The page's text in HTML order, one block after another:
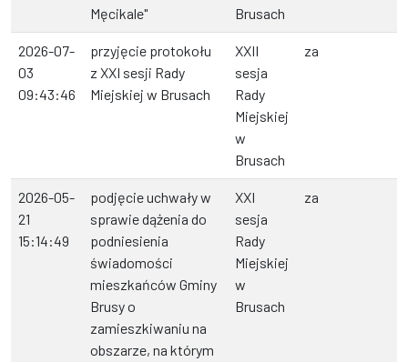
Męcikale"
Brusach
2026-07-
03
09:43:46
przyjęcie protokołu
z XXI sesji Rady
Miejskiej w Brusach
XXII
sesja
Rady
Miejskiej
w
Brusach
za
2026-05-
21
15:14:49
podjęcie uchwały w
sprawie dążenia do
podniesienia
świadomości
mieszkańców Gminy
Brusy o
zamieszkiwaniu na
obszarze, na którym
XXI
sesja
Rady
Miejskiej
w
Brusach
za